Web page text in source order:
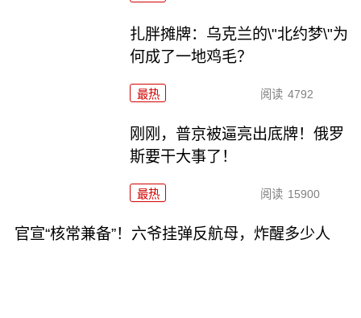
扎胖摊牌：乌克兰的\"北约梦\"为
何成了一地鸡毛？
最热 阅读 4792
刚刚，普京被逼亮出底牌！俄罗
斯要干大事了！
最热 阅读 15900
官宣“核常兼备”！六爷挂弹反航母，炸醒多少人